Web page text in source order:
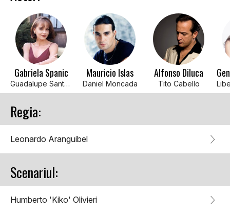
Gabriela Spanic
Guadalupe Santos
Mauricio Islas
Daniel Moncada
Alfonso Diluca
Tito Cabello
Regia:
Leonardo Aranguibel
Scenariul:
Humberto 'Kiko' Olivieri